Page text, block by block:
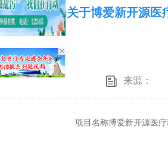
生态环境局关于博爱新开源医
来源：
项目名称博爱新开源医